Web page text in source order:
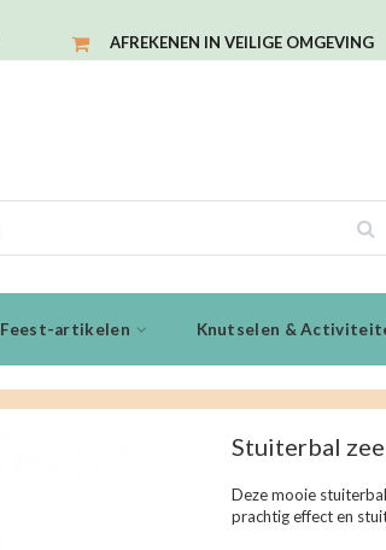
AFREKENEN IN VEILIGE OMGEVING
Feest-artikelen Knutselen &
Stuiterbal
Deze mooie
prachtig effect en